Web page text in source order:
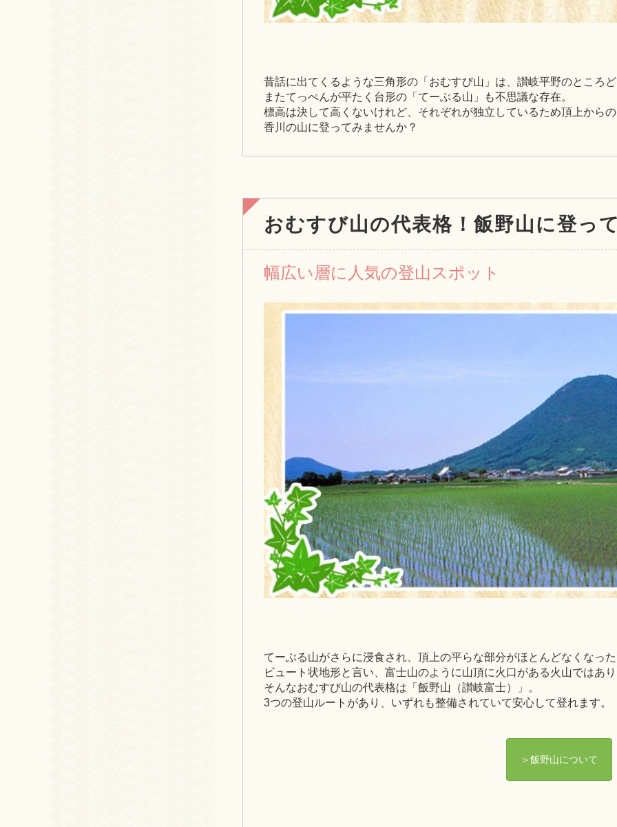
昔話に出てくるような三角形の「おむすび山」は、讃岐平野のところ
またてっぺんが平たく台形の「てーぶる山」も不思議な存在。
標高は決して高くないけれど、それぞれが独立しているため頂上から
香川の山に登ってみませんか？
おむすび山の代表格！飯野山に登っ
幅広い層に人気の登山スポット
てーぶる山がさらに浸食され、頂上の平らな部分がほとんどなくなっ
ビュート状地形と言い、富士山のように山頂に火口がある火山ではあ
そんなおむすび山の代表格は「飯野山（讃岐富士）」。
3つの登山ルートがあり、いずれも整備されていて安心して登れます。
＞飯野山について